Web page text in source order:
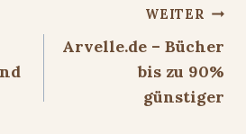
WEITER
Arvelle.de – Bücher
bis zu 90%
günstiger